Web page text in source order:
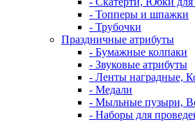
- Топперы и шпажки
- Трубочки
Праздничные атрибуты
- Бумажные колпаки
- Звуковые атрибуты
- Ленты наградные,
- Медали
- Мыльные пузыри,
- Наборы для